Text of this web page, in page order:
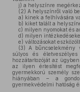
j) a helyszínre
(2) A helyszínről való
a) kinek a felhívására
b) kiket talált a
c) milyen nyomokat és
d) milyen
e) változásokat
(3) A bűncselekmény
súlyos és
hozzátartozóját az
az ilyen értesítést
gyermekkorú személy
hiányában – a
gyermekvédelmi hatóság